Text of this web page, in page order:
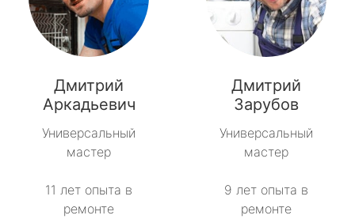
Дмитрий
Аркадьевич
Универсальный
мастер
11 лет опыта в
ремонте
Дмитрий
Зарубов
Универсальный
мастер
9 лет опыта в
ремонте